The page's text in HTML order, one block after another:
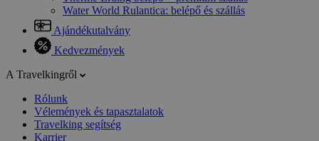
Water World Rulantica: belépő és szállás
Ajándékutalvány
Kedvezmények
A Travelkingről
Rólunk
Vélemények és tapasztalatok
Travelking segítség
Karrier